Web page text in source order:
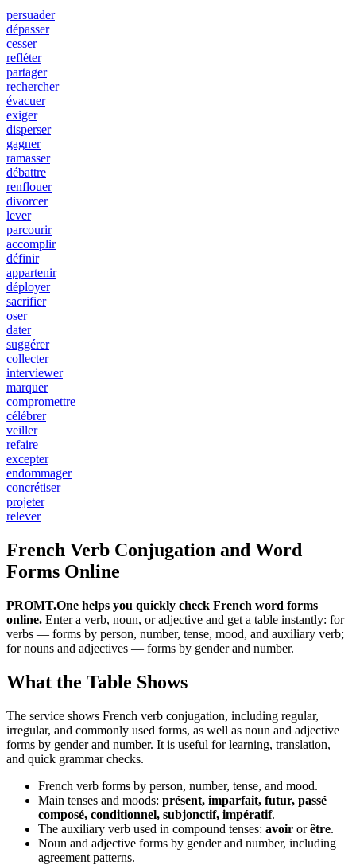
persuader
dépasser
cesser
refléter
partager
rechercher
évacuer
exiger
disperser
gagner
ramasser
débattre
renflouer
divorcer
lever
parcourir
accomplir
définir
appartenir
déployer
sacrifier
oser
dater
suggérer
collecter
interviewer
marquer
compromettre
célébrer
veiller
refaire
excepter
endommager
concrétiser
projeter
relever
French Verb Conjugation and Word
Forms Online
PROMT.One helps you quickly check French word forms
online. Enter a verb, noun, or adjective and get a table instantly: for
verbs — forms by person, number, tense, mood, and auxiliary verb;
for nouns and adjectives — forms by gender and number.
What the Table Shows
The service shows French verb conjugation, including regular,
irregular, and commonly used forms, as well as noun and adjective
forms by gender and number. It is useful for learning, translation,
and quick grammar checks.
French verb forms by person, number, tense, and mood.
Main tenses and moods: présent, imparfait, futur, passé
composé, conditionnel, subjonctif, impératif.
The auxiliary verb used in compound tenses: avoir orêtre.
Noun and adjective forms by gender and number, including
agreement patterns.